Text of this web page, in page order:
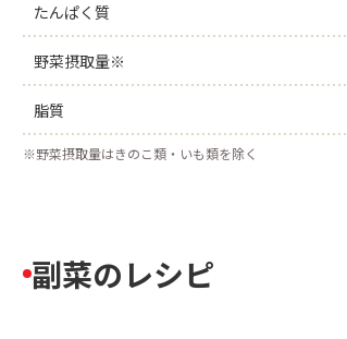
たんぱく質
野菜摂取量※
脂質
※野菜摂取量はきのこ類・いも類を除く
副菜のレシピ